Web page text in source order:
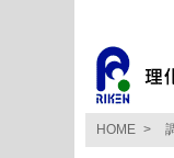
HOME >